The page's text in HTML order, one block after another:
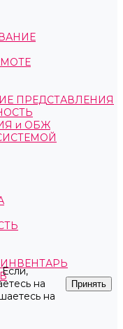
ПРЕДСТАВЛЕНИЯ
и ОБЖ
Если,
на
на
Принять